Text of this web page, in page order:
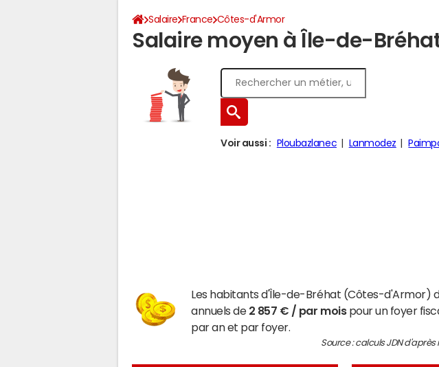
Salaire France Côtes-d'Armor
Salaire moyen à Île-de-
Voir aussi : Ploubazlanec Lanmodez
Les habitants d'Île-de-Bréhat (Côtes-d'Armor)
annuels de 2 857 € / par moispour un foyer
par an et par foyer.
Source : calculs JDN